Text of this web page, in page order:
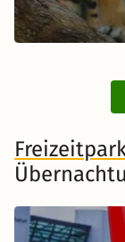
inkl.